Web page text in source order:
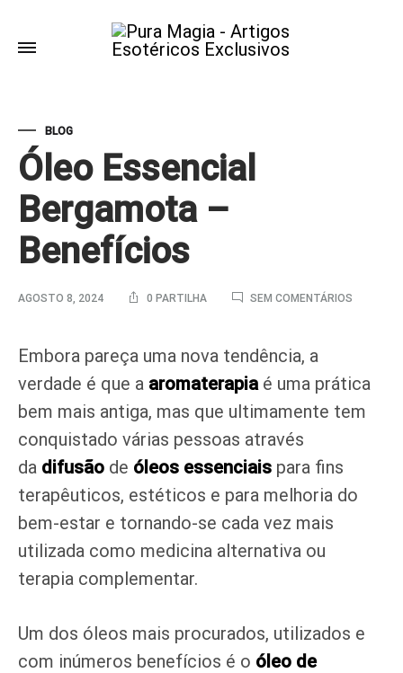
BLOG
Óleo Essencial
Bergamota –
Benefícios
AGOSTO 8, 2024 0 PARTILHA SEM COMENTÁRIOS
Embora pareça uma nova tendência, a
verdade é que a aromaterapia é uma prática
bem mais antiga, mas que ultimamente tem
conquistado várias pessoas através
da difusão de óleos essenciais para fins
terapêuticos, estéticos e para melhoria do
bem-estar e tornando-se cada vez mais
utilizada como medicina alternativa ou
terapia complementar.
Um dos óleos mais procurados, utilizados e
com inúmeros benefícios é o óleo de